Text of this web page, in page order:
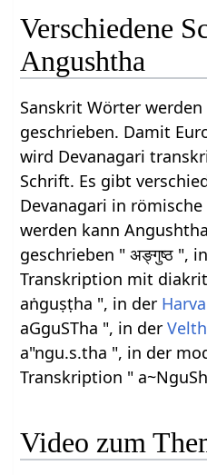
Verschiedene
Angushtha
Sanskrit Wörter
geschrieben. Damit
wird Devanagari
Schrift. Es gibt
Devanagari in
werden kann
geschrieben " अङ्गुष्ठ ",
Transkription mit
aṅguṣṭha ", in der
aGguSTha ", in der
a"ngu.s.tha ", in der
Transkription "
Video zum